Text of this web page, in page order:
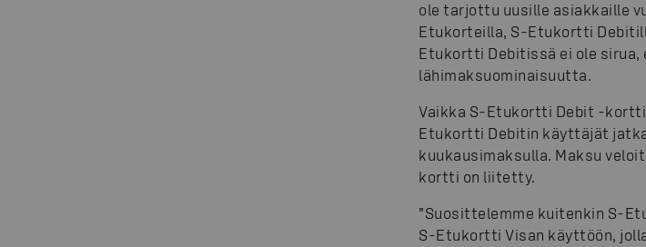
ole tarjottu uusille asiakkaille
Etukorteilla, S-Etukortti
Etukortti Debitissä ei ole
lähimaksuominaisuutta.
Vaikka S-Etukortti Debit -
Etukortti Debitin käyttäjät
kuukausimaksulla. Maksu
kortti on liitetty.
”Suosittelemme kuitenkin S-
S-Etukortti Visan käyttöön,